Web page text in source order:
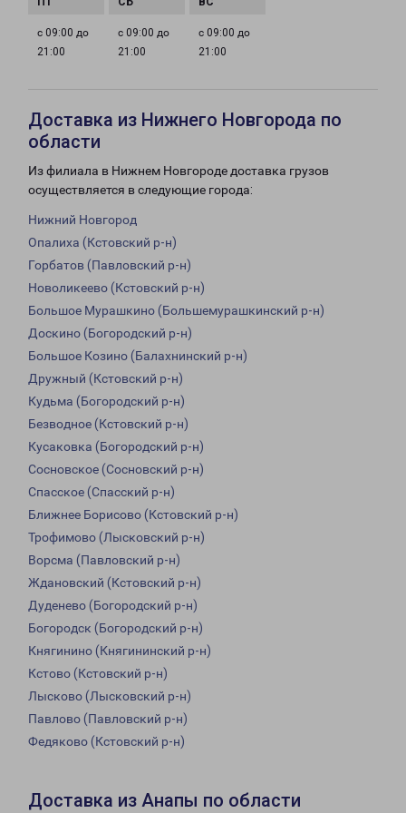
с 09:00 до
21:00
с 09:00 до
21:00
с 09:00 до
21:00
Доставка из Нижнего Новгорода по
области
Из филиала в Нижнем Новгороде доставка грузов
осуществляется в следующие города:
Нижний Новгород
Опалиха (Кстовский р-н)
Горбатов (Павловский р-н)
Новоликеево (Кстовский р-н)
Большое Мурашкино (Большемурашкинский р-н)
Доскино (Богородский р-н)
Большое Козино (Балахнинский р-н)
Дружный (Кстовский р-н)
Кудьма (Богородский р-н)
Безводное (Кстовский р-н)
Кусаковка (Богородский р-н)
Сосновское (Сосновский р-н)
Спасское (Спасский р-н)
Ближнее Борисово (Кстовский р-н)
Трофимово (Лысковский р-н)
Ворсма (Павловский р-н)
Ждановский (Кстовский р-н)
Дуденево (Богородский р-н)
Богородск (Богородский р-н)
Княгинино (Княгининский р-н)
Кстово (Кстовский р-н)
Лысково (Лысковский р-н)
Павлово (Павловский р-н)
Федяково (Кстовский р-н)
Доставка из Анапы по области